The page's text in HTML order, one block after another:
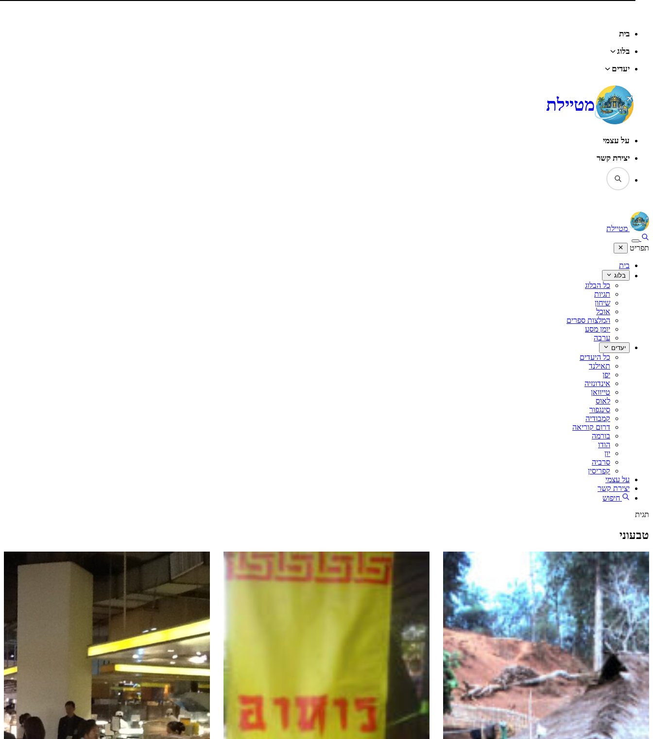
בית
בלוג
יעדים
מטיילת
על עצמי
יצירת קשר
מטיילת
תפריט
בית
בלוג
כל הבלוג
תגיות
שיחון
אוכל
המלצות ספרים
יומן מסע
ערבה
יעדים
כל היעדים
תאילנד
יפן
אינדונזיה
טייוואן
לאוס
סינגפור
קמבודיה
דרום קוריאה
בורמה
הודו
יון
סרביה
קפריסין
על עצמי
יצירת קשר
חיפוש
תגית
טבעוני